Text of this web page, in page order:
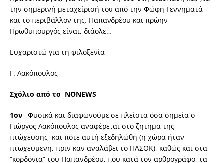
την σημερινή μεταχείρισή του από την Φώφη Γεννηματά
και το περιβάλλον της. Παπανδρέου και πρώην
Πρωθυπουργός είναι, διάολε…
Ευχαριστώ για τη φιλοξενία
Γ. Λακόπουλος
Σχόλιο από το ΝΟΝΕWS
1ον– Φυσικά και διαφωνούμε σε πλείστα όσα σημεία ο
Γιώργος Λακόπουλος αναφέρεται στο ζητημα της
πτώχευσης και πότε αυτή εξεδηλώθη (η χώρα ήταν
πτωχευμενη, πριν καν αναλάβει το ΠΑΣΟΚ), καθώς και στα
“κορδόνια” του Παπανδρέου, που κατά τον αρθρογράφο, τα